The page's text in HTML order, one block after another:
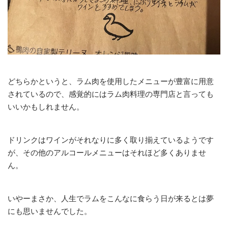
どちらかというと、ラム肉を使用したメニューが豊富に用意
されているので、感覚的にはラム肉料理の専門店と言っても
いいかもしれません。
ドリンクはワインがそれなりに多く取り揃えているようです
が、その他のアルコールメニューはそれほど多くありませ
ん。
いやーまさか、人生でラムをこんなに食らう日が来るとは夢
にも思いませんでした。